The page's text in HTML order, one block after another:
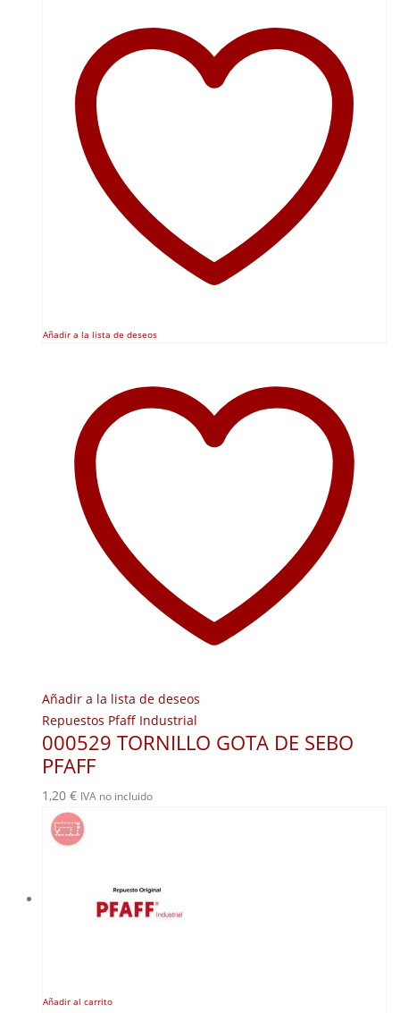
Añadir a la lista de deseos
Añadir a la lista de deseos
Repuestos Pfaff Industrial
000529 TORNILLO GOTA DE SEBO
PFAFF
1,20 € IVA no incluido
Añadir al carrito